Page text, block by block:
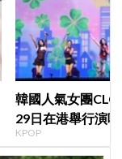
韓國人氣女團CLC
29日在港舉行演
KPOP